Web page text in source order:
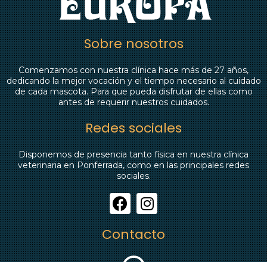
Sobre nosotros
Comenzamos con nuestra clínica hace más de 27 años,
dedicando la mejor vocación y el tiempo necesario al cuidado
de cada mascota. Para que pueda disfrutar de ellas como
antes de requerir nuestros cuidados.
Redes sociales
Disponemos de presencia tanto física en nuestra clínica
veterinaria en Ponferrada, como en las principales redes
sociales.
Contacto